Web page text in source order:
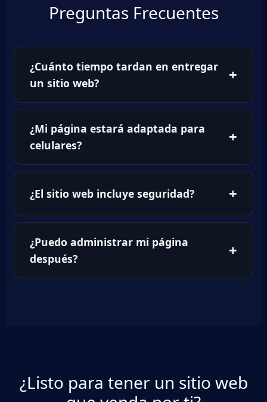
Preguntas Frecuentes
¿Cuánto tiempo tardan en entregar
un sitio web?
¿Mi página estará adaptada para
celulares?
¿El sitio web incluye seguridad?
¿Puedo administrar mi página
después?
¿Listo para tener un sitio web